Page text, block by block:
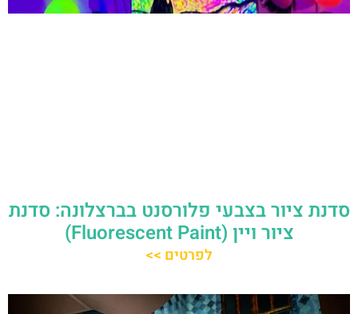
סדנת ציור בצבעי פלורסנט בברצלונה: סדנת
ציור ויין (Fluorescent Paint)
לפרטים >>